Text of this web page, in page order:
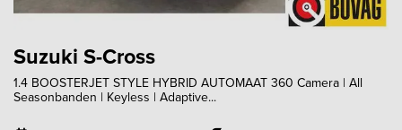
Suzuki S-Cross
1.4 BOOSTERJET STYLE HYBRID AUTOMAAT 360 Camera | All
Seasonbanden | Keyless | Adaptive...